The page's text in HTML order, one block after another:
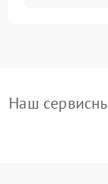
Наш